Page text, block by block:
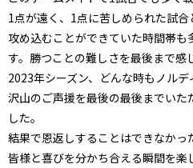
1点が遠く、1点に苦しめられた試合
攻め込むことができていた時間帯
す。勝つことの難しさを最後まで感
2023年シーズン、どんな時もノルデ
沢山のご声援を最後の最後までいた
した。
結果で恩返しすることはできなか
皆様と喜びを分かち合える瞬間を楽